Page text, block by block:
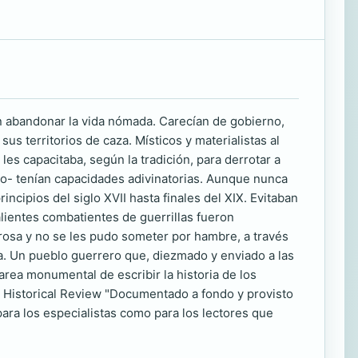
la vida nómada. Carecían de gobierno,
territorios de caza. Místicos y materialistas al
capacitaba, según la tradición, para derrotar a
tenían capacidades adivinatorias. Aunque nunca
del siglo XVII hasta finales del XIX. Evitaban
combatientes de guerrillas fueron
y no se les pudo someter por hambre, a través
pueblo guerrero que, diezmado y enviado a las
monumental de escribir la historia de los
Review "Documentado a fondo y provisto
los especialistas como para los lectores que